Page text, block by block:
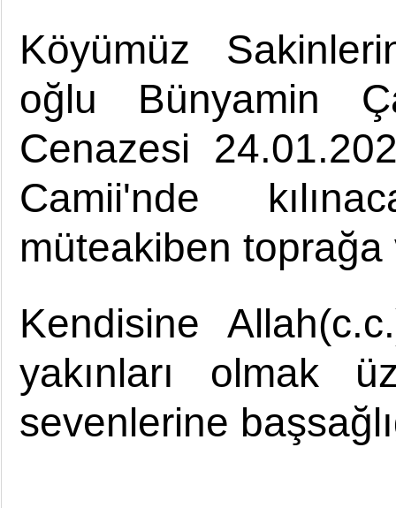
Köyümüz
oğlu Bünyamin
Cenazesi
Camii'nde
müteakiben toprağa
Kendisine
yakınları olmak
sevenlerine